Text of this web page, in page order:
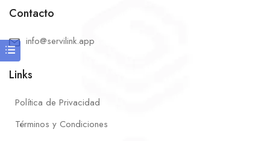
Contacto
info@servilink.app
Links
Política de Privacidad
Términos y Condiciones